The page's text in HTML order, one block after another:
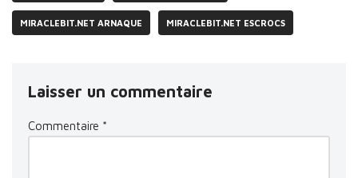
MIRACLEBIT.NET ARNAQUE MIRACLEBIT.NET ESCROCS
Laisser un commentaire
Commentaire *